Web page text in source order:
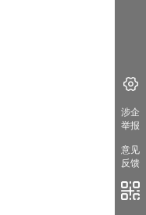
涉企
举报
意见
反馈